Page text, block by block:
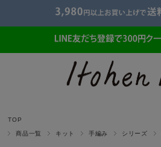
TOP
商品一覧 キット 手編み シリーズ